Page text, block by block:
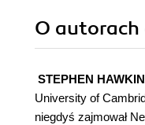
O autorach
STEPHEN
University of
niegdyś zajmował